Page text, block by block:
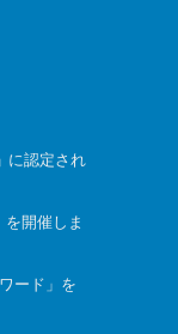
に認定され
開催しま
ード」を